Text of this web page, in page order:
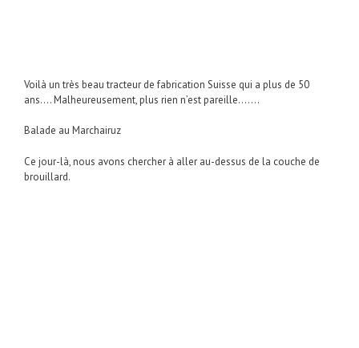
Voilà un très beau tracteur de fabrication Suisse qui a plus de 50
ans…. Malheureusement, plus rien n’est pareille…….
Balade au Marchairuz
Ce jour-là, nous avons chercher à aller au-dessus de la couche de
brouillard.